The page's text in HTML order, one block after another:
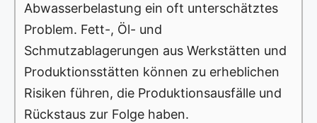
Abwasserbelastung ein oft unterschätztes
Problem. Fett-, Öl- und
Schmutzablagerungen aus Werkstätten und
Produktionsstätten können zu erheblichen
Risiken führen, die Produktionsausfälle und
Rückstaus zur Folge haben.